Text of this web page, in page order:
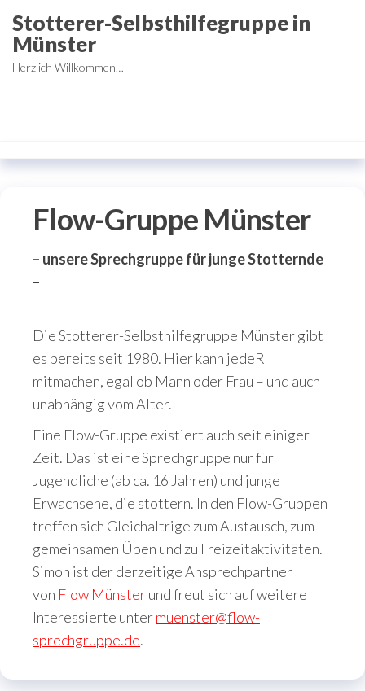
Inhalt
springen
Stotterer-Selbsthilfegruppe in
Münster
Herzlich Willkommen…
Flow-Gruppe Münster
– unsere Sprechgruppe für junge Stotternde
–
Die Stotterer-Selbsthilfegruppe Münster gibt
es bereits seit 1980. Hier kann jedeR
mitmachen, egal ob Mann oder Frau – und auch
unabhängig vom Alter.
Eine Flow-Gruppe existiert auch seit einiger
Zeit. Das ist eine Sprechgruppe nur für
Jugendliche (ab ca. 16 Jahren) und junge
Erwachsene, die stottern. In den Flow-Gruppen
treffen sich Gleichaltrige zum Austausch, zum
gemeinsamen Üben und zu Freizeitaktivitäten.
Simon ist der derzeitige Ansprechpartner
von Flow Münsterund freut sich auf weitere
Interessierte untermuenster@flow-
sprechgruppe.de.